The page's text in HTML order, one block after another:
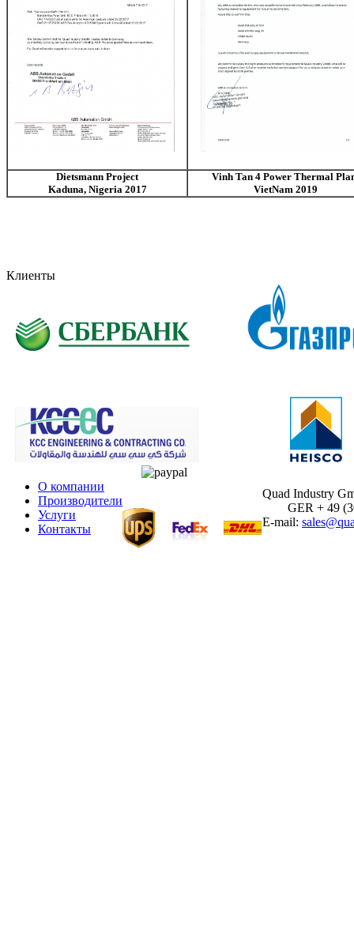
Dietsmann Project
Kaduna, Nigeria 2017
Vinh Tan 4 Power Thermal
VietNam 2019
Клиенты
О компании
Производители
Услуги
Контакты
Quad Industry
GER + 49
E-mail: